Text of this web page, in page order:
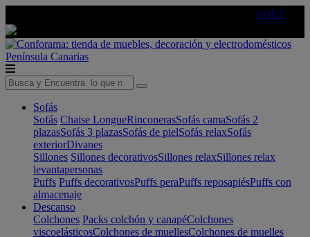
AQUÍ
Península Canarias
Sofás
Sofás Chaise LongueRinconerasSofás camaSofás 2
plazasSofás 3 plazasSofás de pielSofás relaxSofás
exteriorDivanes
Sillones Sillones decorativosSillones relaxSillones relax
levantapersonas
Puffs Puffs decorativosPuffs peraPuffs reposapiésPuffs con
almacenaje
Descanso
Colchones Packs colchón y canapéColchones
viscoelásticosColchones de muellesColchones de muelles